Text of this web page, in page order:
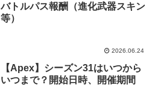
バトルパス報酬（進化武器スキン
等）
2026.06.24
【Apex】シーズン31はいつから
いつまで？開始日時、開催期間